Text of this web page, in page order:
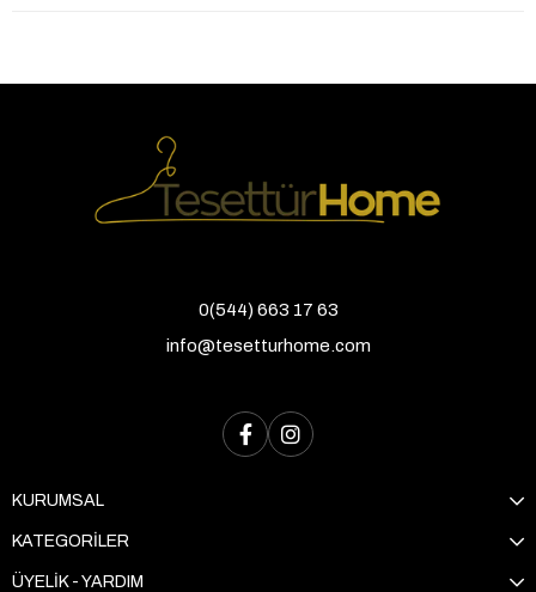
0(544) 663 17 63
info@tesetturhome.com
KURUMSAL
KATEGORİLER
ÜYELİK - YARDIM